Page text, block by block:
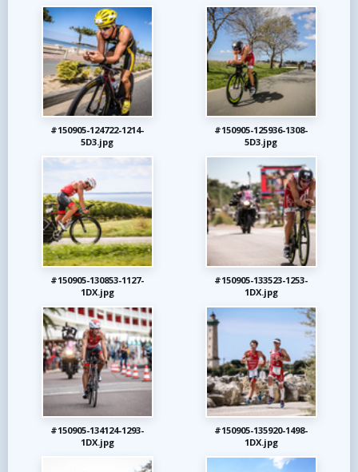
#150905-124722-1214-
5D3.jpg
#150905-125936-1308-
5D3.jpg
#150905-130853-1127-
1DX.jpg
#150905-133523-1253-
1DX.jpg
#150905-134124-1293-
1DX.jpg
#150905-135920-1498-
1DX.jpg